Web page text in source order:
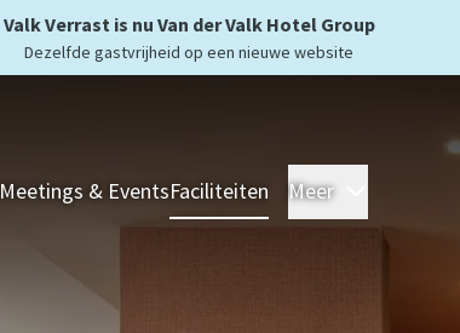
Valk Verrast is nu Van der Valk Hotel Group
Dezelfde gastvrijheid op een nieuwe website
Meetings & EventsFaciliteiten Meer